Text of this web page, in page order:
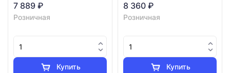
7 889 ₽
Розничная
Купить
8 360 ₽
Розничная
Купить